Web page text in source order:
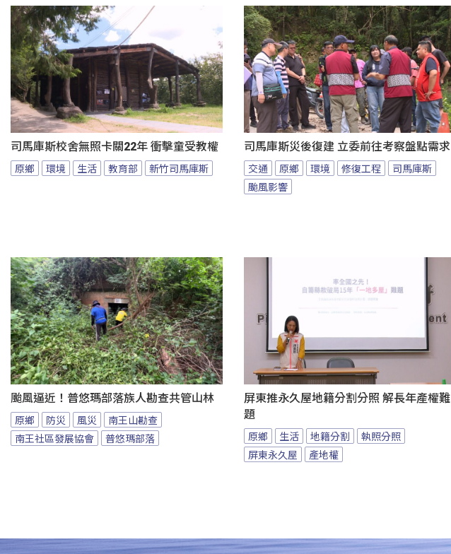
司馬庫斯校舍無照卡關22年 衝擊童受教權
原鄉 環境 生活 教育部 新竹司馬庫斯
司馬庫斯災後復建 立委前往考察盤點需求
交通 原鄉 環境 修復工程
司馬庫斯
颱風影響
颱風逼近！普悠瑪部落族人勘查共管山林
原鄉 防災 風災
南王山勘查
南王社區發展協會
普悠瑪部落
屏東推永久屋地籍分割分照 解長年產權難
題
原鄉 生活 地籍分割
執照分照
屏東永久屋
產地權